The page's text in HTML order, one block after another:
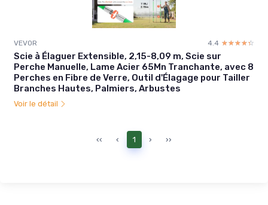
VEVOR 4.4 ☆☆☆☆☆
★★★★★
Scie à Élaguer Extensible, 2,15-8,09 m, Scie sur
Perche Manuelle, Lame Acier 65Mn Tranchante, avec 8
Perches en Fibre de Verre, Outil d'Élagage pour Tailler
Branches Hautes, Palmiers, Arbustes
Voir le détail
‹‹ ‹ 1 › ››